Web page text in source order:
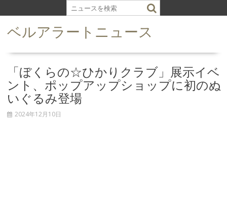
k
ベルアラートニュース
「ぼくらの☆ひかりクラブ」展示イベ
ント、ポップアップショップに初のぬ
いぐるみ登場
2024年12月10日